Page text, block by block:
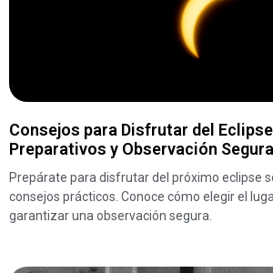
Consejos para Disfrutar del
Preparativos y Observación Segura
Prepárate para disfrutar del próximo eclipse
consejos prácticos. Conoce cómo elegir el
garantizar una observación segura.